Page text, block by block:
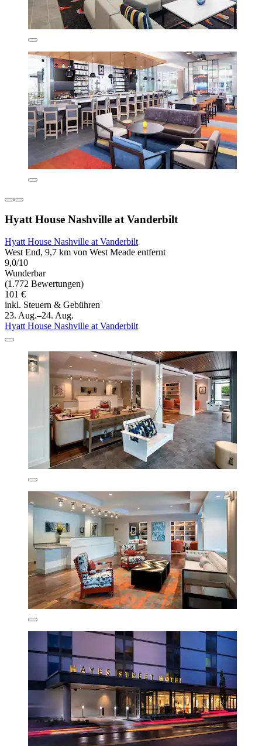
Hyatt House Nashville at Vanderbilt
Hyatt House Nashville at Vanderbilt
West End, 9,7 km von West Meade entfernt
9,0/10
Wunderbar
(1.772 Bewertungen)
101 €
inkl. Steuern & Gebühren
23. Aug.–24. Aug.
Hyatt House Nashville at Vanderbilt